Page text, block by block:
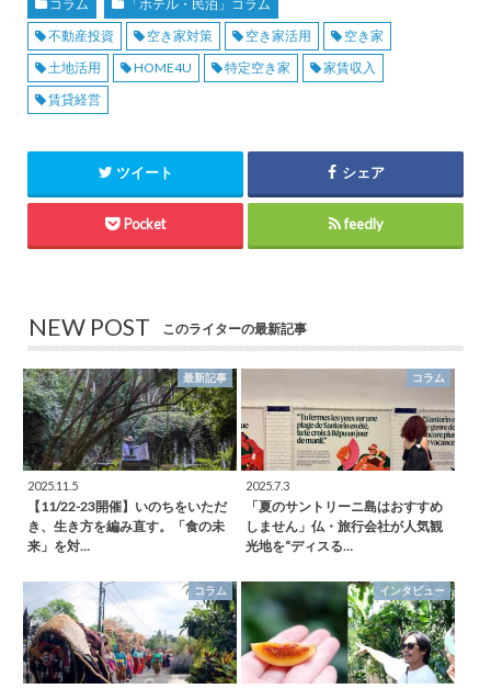
コラム
「ホテル・民泊」コラム
不動産投資
空き家対策 空き家活用
空き家
土地活用
HOME4U 特定空き家
家賃収入
賃貸経営
ツイート シェア
Pocket feedly
NEW POST このライターの最新記事
最新記事
2025.11.5
【11/22-23開催】いのちをいただ
き、生き方を編み直す。「食の未
来」を対…
コラム
2025.7.3
「夏のサントリーニ島はおすすめ
しません」仏・旅行会社が人気観
光地を“ディスる…
コラム インタビュー